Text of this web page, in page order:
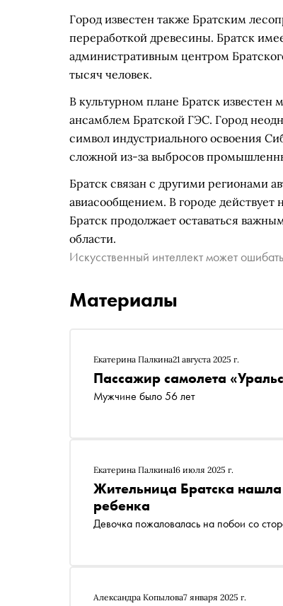
Город известен также Братским
переработкой древесины. Братск
административным центром
тысяч человек.
В культурном плане Братск
ансамблем Братской ГЭС. Город
символ индустриального освоения
сложной из-за выбросов
Братск связан с другими регионами
авиасообщением. В городе действует
Братск продолжает оставаться
области.
Искусственный интеллект может
Материалы
Екатерина Палкина21 августа 2025 г.
Пассажир самолета
Мужчине было 56 лет
Екатерина Палкина16 июля 2025 г.
Жительница Братска
ребенка
Девочка пожаловалась на побои со
Александра Копылова7 января 2025 г.